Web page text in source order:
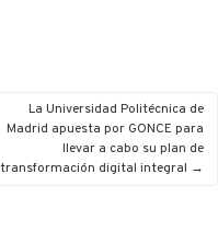
La Universidad Politécnica de
Madrid apuesta por G·ONCE para
llevar a cabo su plan de
transformación digital integral